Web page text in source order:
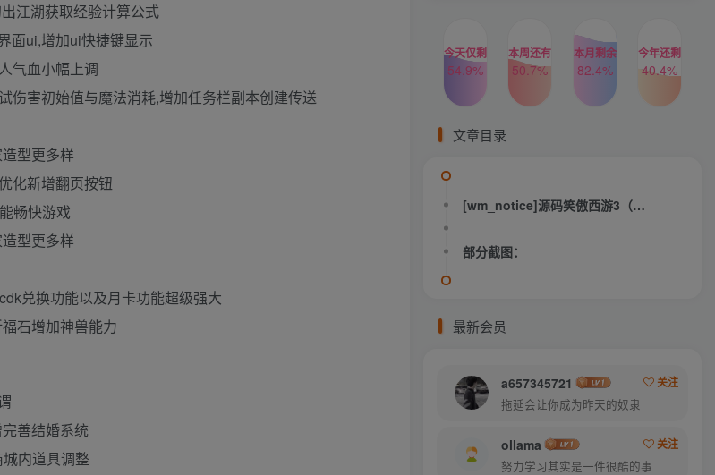
江湖获取经验计算公式
面ui,增加ui快捷键显示
气血小幅上调
伤害初始值与魔法消耗,增加任务栏副本创建传送
型更多样
化新增翻页按钮
畅快游戏
型更多样
兑换功能以及月卡功能超级强大
石增加神兽能力
善结婚系统
内道具调整
今天仅剩
54.9%
本周还有
50.7%
本月剩余
82.4%
今年还剩
40.4%
文章目录
[wm_notice]源码笑傲西游3（官方1：1精仿，藏宝阁，助战，假人走动摆摊，结婚，武器染色，BB染色）[/wm_notice]
部分截图：
最新会员
a657345721
关注
拖延会让你成为昨天的奴隶
ollama
关注
努力学习其实是一件很酷的事